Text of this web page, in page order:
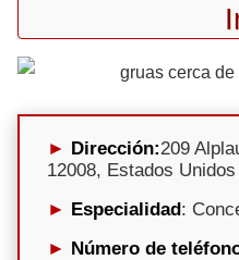
Dirección:209
12008, Estados Unidos
Especialidad:
Número de